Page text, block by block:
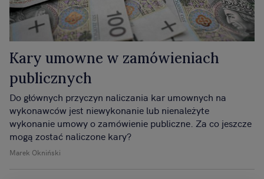
Kary umowne w zamówieniach
publicznych
Marek Okniński
Do głównych przyczyn naliczania kar umownych na
wykonawców jest niewykonanie lub nienależyte
wykonanie umowy o zamówienie publiczne. Za co jeszcze
mogą zostać naliczone kary?